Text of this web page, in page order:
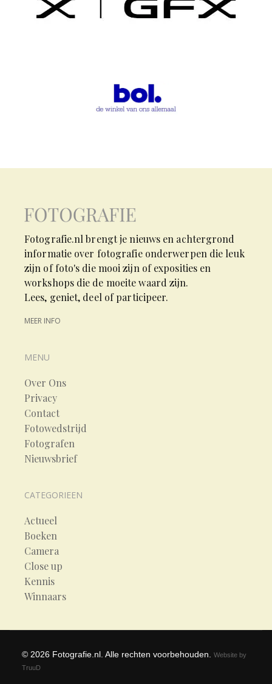
Fotografie.nl brengt je nieuws en achtergrond
informatie over fotografie onderwerpen die leuk
zijn of foto's die mooi zijn of exposities en
workshops die de moeite waard zijn.
Lees, geniet, deel of participeer.
MEER INFO
MENU
Over Ons
Privacy
Contact
Fotowedstrijd
Fotografen
Nieuwsbrief
CATEGORIEEN
Actueel
Boeken
Camera
Close up
Kennis
Winnaars
© 2026 Fotografie.nl. Alle rechten voorbehouden.
Website by
TruuD